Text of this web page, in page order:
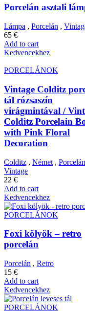
Porcelán asztali
Lámpa , Porcelán ,
65 €
Add to cart
Kedvencekhez
PORCELÁNOK
Vintage Colditz
tál rózsaszín
virágmintával /
Colditz Porcelain
with Pink Floral
Decoration
Colditz , Német , Porcelán
Vintage
22 €
Add to cart
Kedvencekhez
PORCELÁNOK
Foxi kölyök – retro
porcelán
Porcelán , Retro
15 €
Add to cart
Kedvencekhez
PORCELÁNOK